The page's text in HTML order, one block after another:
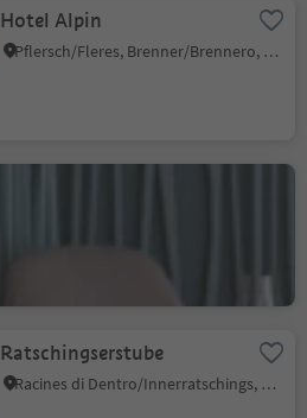
Hotel Alpin
Pflersch/Fleres, Brenner/Brennero, Sterzing/Vipiteno and environs
Ratschingserstube
Racines di Dentro/Innerratschings, Ratschings/Racines, Sterzing/Vipiteno and environs